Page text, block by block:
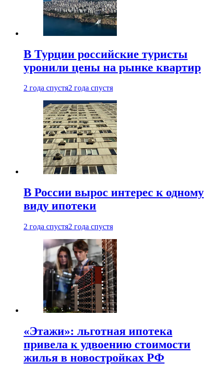
В Турции российские туристы
уронили цены на рынке квартир
2 года спустя2 года спустя
В России вырос интерес к одному
виду ипотеки
2 года спустя2 года спустя
«Этажи»: льготная ипотека
привела к удвоению стоимости
жилья в новостройках РФ